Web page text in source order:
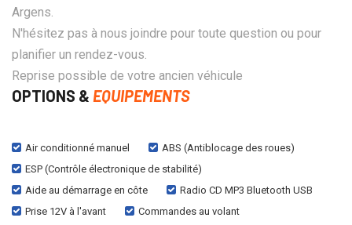
Argens.
N'hésitez pas à nous joindre pour toute question ou pour
planifier un rendez-vous.
Reprise possible de votre ancien véhicule
OPTIONS & EQUIPEMENTS
Air conditionné manuel
ABS (Antiblocage des roues)
ESP (Contrôle électronique de stabilité)
Aide au démarrage en côte
Radio CD MP3 Bluetooth USB
Prise 12V à l'avant
Commandes au volant